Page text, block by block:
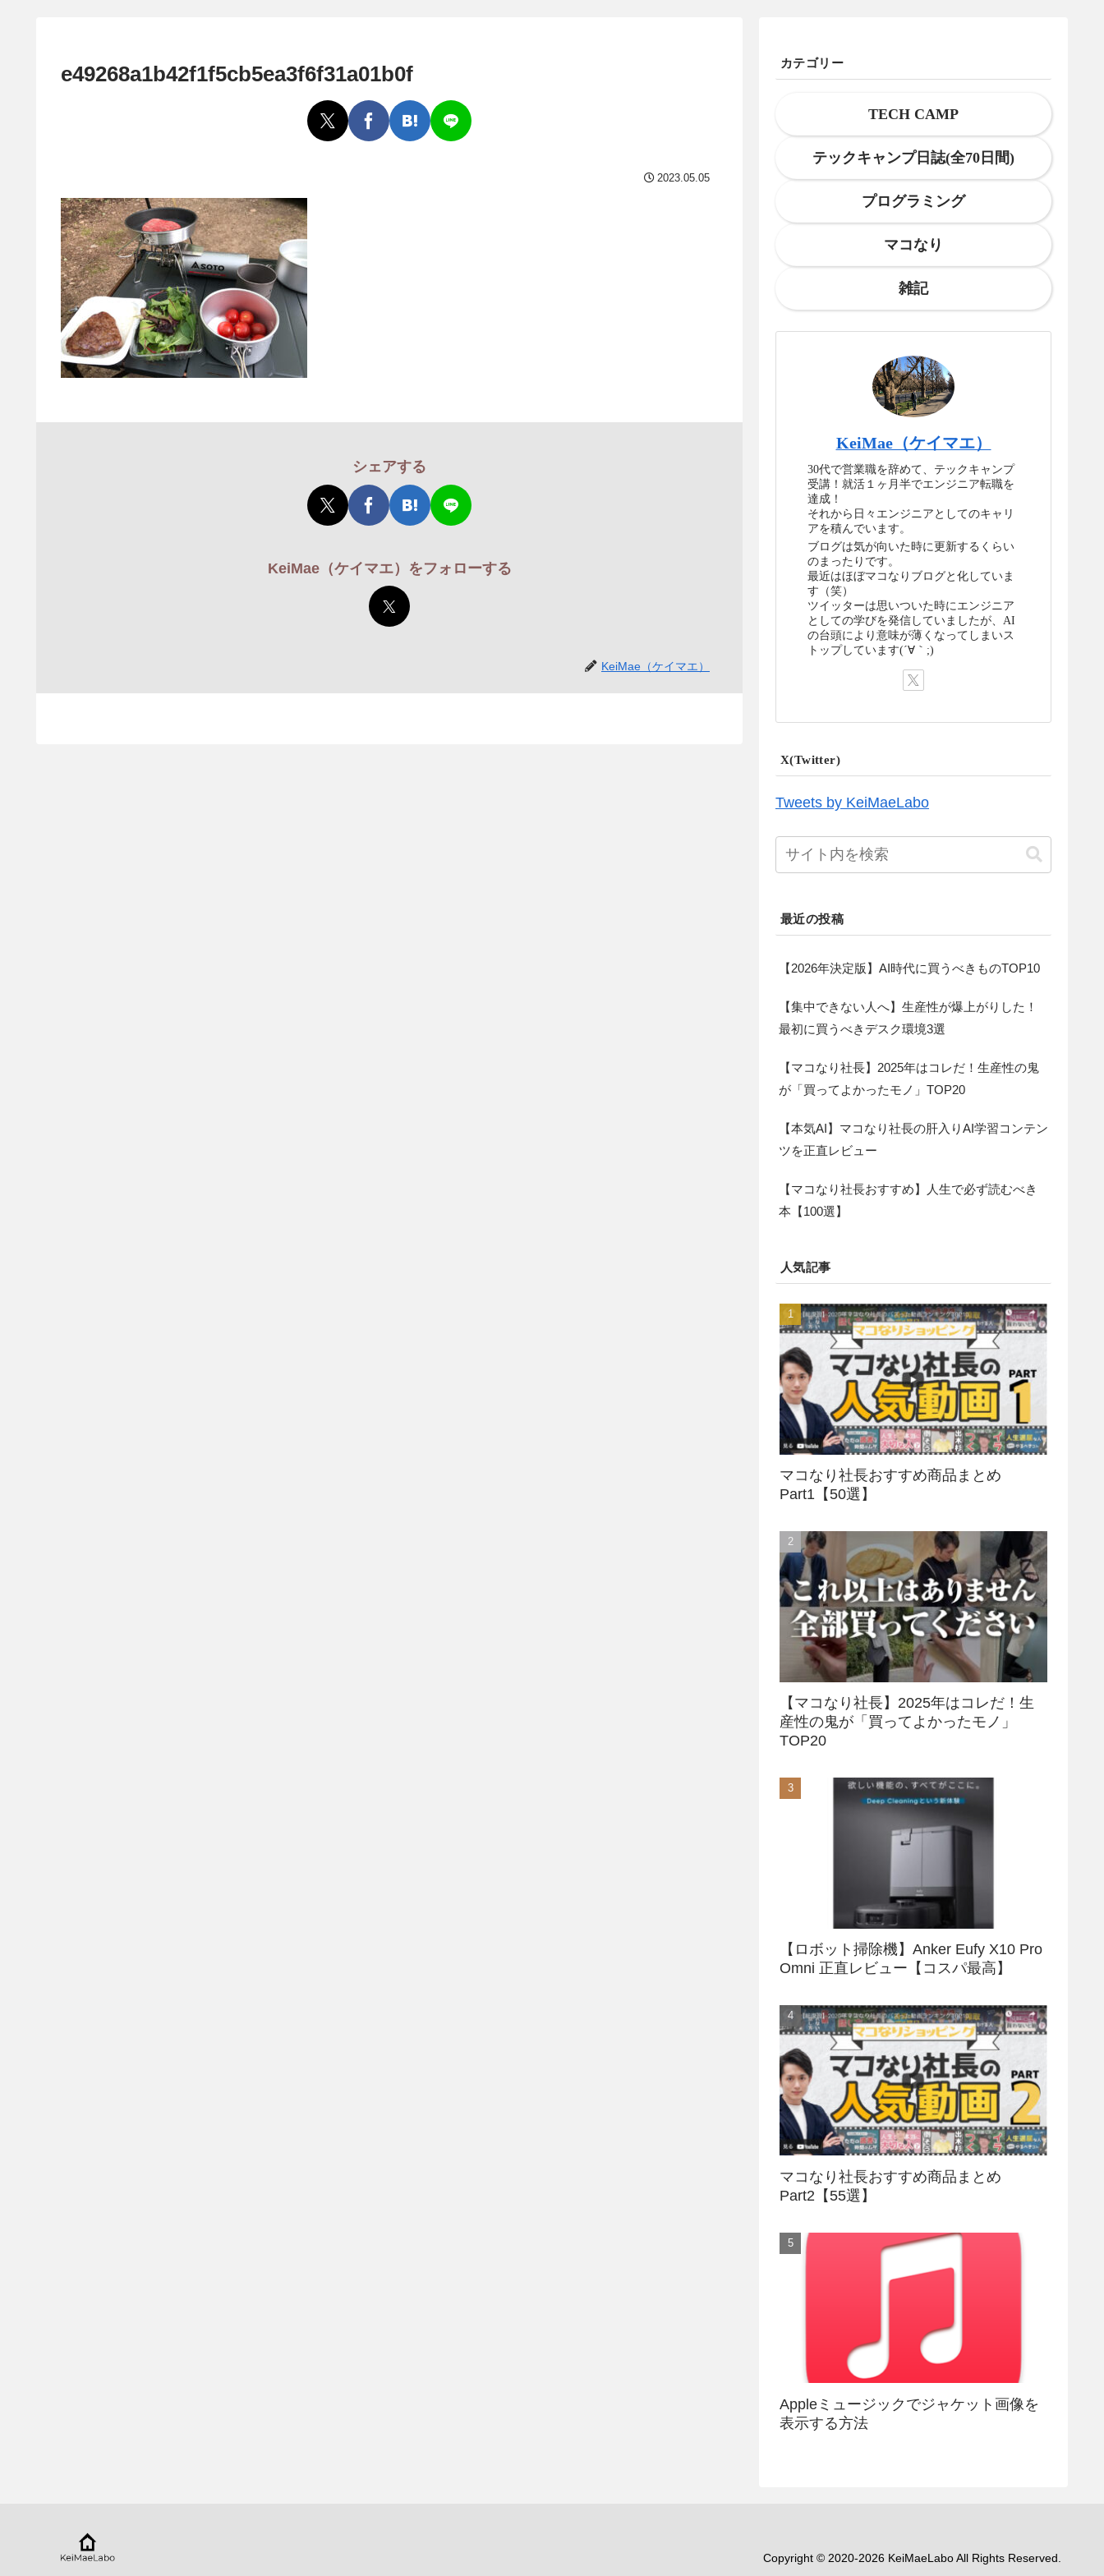
e49268a1b42f1f5cb5ea3f6f31a01b0f
2023.05.05
シェアする
KeiMae（ケイマエ）をフォローする
KeiMae（ケイマエ）
カテゴリー
TECH CAMP
テックキャンプ日誌(全70日間)
プログラミング
マコなり
雑記
KeiMae（ケイマエ）
30代で営業職を辞めて、テックキャンプ
受講！就活１ヶ月半でエンジニア転職を
達成！
それから日々エンジニアとしてのキャリ
アを積んでいます。
ブログは気が向いた時に更新するくらい
のまったりです。
最近はほぼマコなりブログと化していま
す（笑）
ツイッターは思いついた時にエンジニア
としての学びを発信していましたが、AI
の台頭により意味が薄くなってしまいス
トップしています(´∀｀;)
X(Twitter)
Tweets by KeiMaeLabo
最近の投稿
【2026年決定版】AI時代に買うべきものTOP10
【集中できない人へ】生産性が爆上がりした！
最初に買うべきデスク環境3選
【マコなり社長】2025年はコレだ！生産性の鬼
が「買ってよかったモノ」TOP20
【本気AI】マコなり社長の肝入りAI学習コンテン
ツを正直レビュー
【マコなり社長おすすめ】人生で必ず読むべき
本【100選】
人気記事
マコなり社長おすすめ商品まとめ
Part1【50選】
【マコなり社長】2025年はコレだ！生
産性の鬼が「買ってよかったモノ」
TOP20
【ロボット掃除機】Anker Eufy X10 Pro
Omni 正直レビュー【コスパ最高】
マコなり社長おすすめ商品まとめ
Part2【55選】
Appleミュージックでジャケット画像を
表示する方法
Copyright © 2020-2026 KeiMaeLabo All Rights Reserved.